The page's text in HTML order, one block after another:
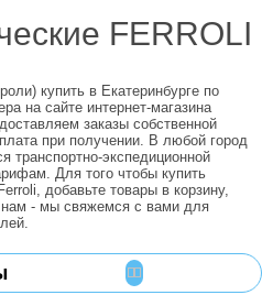
FERROLI
купить в Екатеринбурге по
на сайте интернет-магазина
заказы собственной
при получении. В любой город
транспортно-экспедиционной
Для того чтобы купить
добавьте товары в корзину,
нам - мы свяжемся с вами для